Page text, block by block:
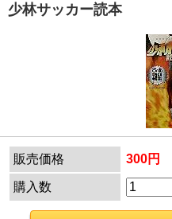
少林サッカー読本
販売価格 300円
購入数